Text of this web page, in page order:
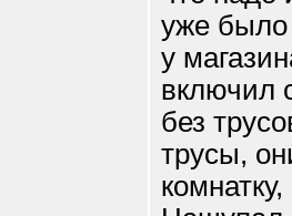
уже было
у
включил
без
трусы,